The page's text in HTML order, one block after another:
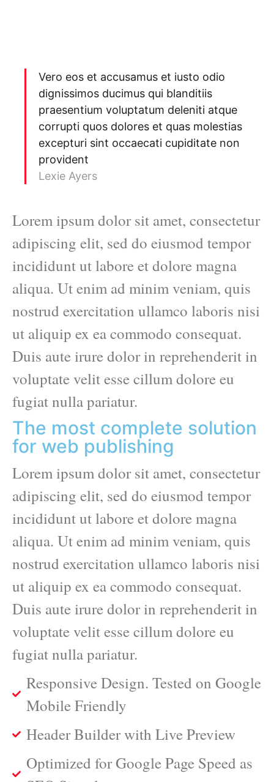
Vero eos et accusamus et iusto odio
dignissimos ducimus qui blanditiis
praesentium voluptatum deleniti atque
corrupti quos dolores et quas molestias
excepturi sint occaecati cupiditate non
provident
Lexie Ayers
Lorem ipsum dolor sit amet, consectetur
adipiscing elit, sed do eiusmod tempor
incididunt ut labore et dolore magna
aliqua. Ut enim ad minim veniam, quis
nostrud exercitation ullamco laboris nisi
ut aliquip ex ea commodo consequat.
Duis aute irure dolor in reprehenderit in
voluptate velit esse cillum dolore eu
fugiat nulla pariatur.
The most complete solution
for web publishing
Lorem ipsum dolor sit amet, consectetur
adipiscing elit, sed do eiusmod tempor
incididunt ut labore et dolore magna
aliqua. Ut enim ad minim veniam, quis
nostrud exercitation ullamco laboris nisi
ut aliquip ex ea commodo consequat.
Duis aute irure dolor in reprehenderit in
voluptate velit esse cillum dolore eu
fugiat nulla pariatur.
Responsive Design. Tested on Google
Mobile Friendly
Header Builder with Live Preview
Optimized for Google Page Speed as